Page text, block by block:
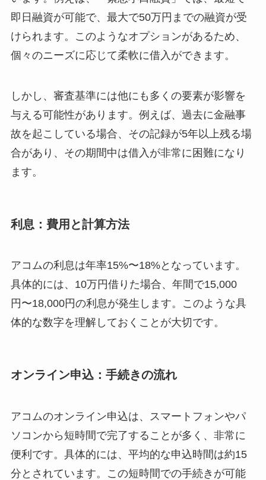
即日融資が可能で、最大で50万円までの融資が受
けられます。このようなオプションがあるため、
個々のニーズに応じて柔軟に借入ができます。
しかし、審査基準には他にも多くの要素が影響を
与える可能性があります。例えば、過去に金融事
故を起こしている場合、その記録が5年以上残る場
合があり、その期間中は借入が非常に困難になり
ます。
利息：費用と計算方法
アコムの利息は年率15%〜18%となっています。
具体的には、10万円借りた場合、年間で15,000
円〜18,000円の利息が発生します。このような具
体的な数字を理解しておくことが大切です。
オンライン申込：手続きの流れ
アコムのオンライン申込は、スマートフォンやパ
ソコンから短時間で完了することが多く、非常に
便利です。具体的には、平均的な申込時間は約15
分とされています。この短時間での手続きが可能